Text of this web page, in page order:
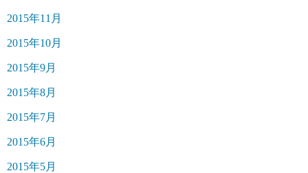
2015年11月
2015年10月
2015年9月
2015年8月
2015年7月
2015年6月
2015年5月